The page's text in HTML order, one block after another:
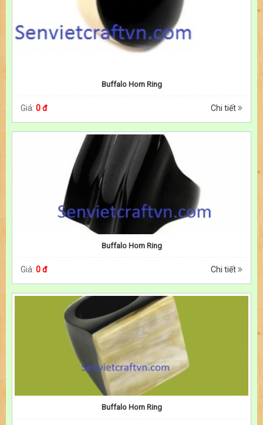
Buffalo Horn Ring
Giá: 0 đ Chi tiết
Buffalo Horn Ring
Giá: 0 đ Chi tiết
Buffalo Horn Ring